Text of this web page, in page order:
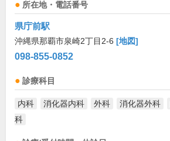
所在地・電話番号
県庁前駅
沖縄県那覇市泉崎2丁目2-6 [地図]
098-855-0852
診療科目
内科 消化器内科 外科 消化器外科
科